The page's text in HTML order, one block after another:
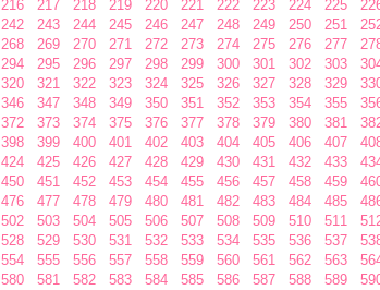
216 217 218 219 220 221 222 223 224 225
242 243 244 245 246 247 248 249 250 251
268 269 270 271 272 273 274 275 276 277
294 295 296 297 298 299 300 301 302 303
320 321 322 323 324 325 326 327 328 329
346 347 348 349 350 351 352 353 354 355
372 373 374 375 376 377 378 379 380 381
398 399 400 401 402 403 404 405 406 407
424 425 426 427 428 429 430 431 432 433
450 451 452 453 454 455 456 457 458 459
476 477 478 479 480 481 482 483 484 485
502 503 504 505 506 507 508 509 510 511
528 529 530 531 532 533 534 535 536 537
554 555 556 557 558 559 560 561 562 563
580 581 582 583 584 585 586 587 588 589